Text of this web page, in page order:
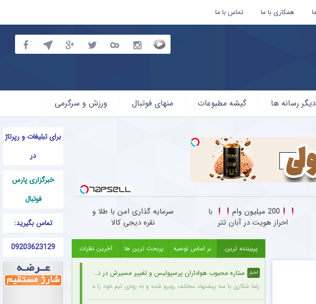
همکاری با ما تماس با ما
دیگر رسانه ها گیشه مطبوعات منهای فوتبال ورزش و سرگرمی
برای تبلیغات و رپرتاژ
در
خبرگزاری پارس
فوتبال
تماس بگیرید:
09203623129
200 میلیون وام
با
احراز هویت در آبان تتر
سرمایه گذاری امن با طلا و
نقره دیجی کالا
پربیننده ترین بر اساس توصیه پربحث ترین ها آخرین نظرات
اخبار ستاره محبوب هواداران پرسپولیس و تغییر مسیرش در نقل‌وانتقالات
رضا شکاری با سه پیشنهاد مختلف روبرو شده و به زودی تیم خود را معرفی خواهد کرد.